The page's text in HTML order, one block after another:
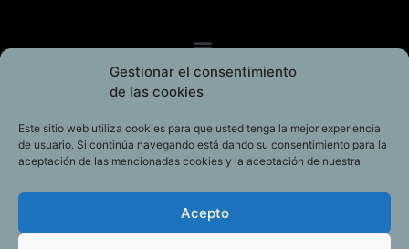
Gestionar el consentimiento
de las cookies
Este sitio web utiliza cookies para que usted tenga la mejor experiencia
de usuario. Si continúa navegando está dando su consentimiento para la
aceptación de las mencionadas cookies y la aceptación de nuestra
Acepto